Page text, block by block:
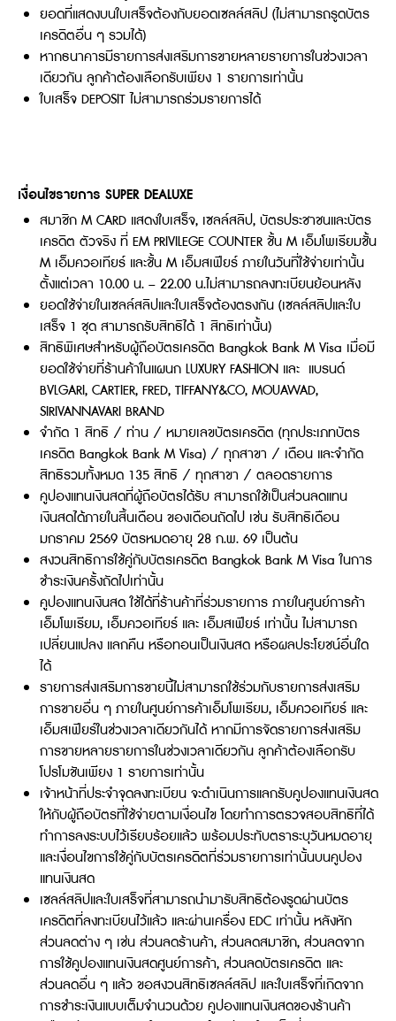
ยอดที่แสดงบนใบเสร็จต้องกับยอดเซลล์สลิป (ไม่สามารถรูดบัตร
เครดิตอื่น ๆ รวมได้)
หากธนาคารมีรายการส่งเสริมการขายหลายรายการในช่วงเวลา
เดียวกัน ลูกค้าต้องเลือกรับเพียง 1 รายการเท่านั้น
ใบเสร็จ DEPOSIT ไม่สามารถร่วมรายการได้
เงื่อนไขรายการ SUPER DEALUXE
สมาชิก M CARD แสดงใบเสร็จ, เซลล์สลิป, บัตรประชาชนและบัตร
เครดิต ตัวจริง ที่ EM PRIVILEGE COUNTER ชั้น M เอ็มโพเรียมชั้น
M เอ็มควอเทียร์ และชั้น M เอ็มสเฟียร์ ภายในวันที่ใช้จ่ายเท่านั้น
ตั้งแต่เวลา 10.00 น. – 22.00 น.ไม่สามารถลงทะเบียนย้อนหลัง
ยอดใช้จ่ายในเซลล์สลิปและใบเสร็จต้องตรงกัน (เซลล์สลิปและใบ
เสร็จ 1 ชุด สามารถรับสิทธิได้ 1 สิทธิเท่านั้น)
สิทธิพิเศษสำหรับผู้ถือบัตรเครดิต Bangkok Bank M Visa เมื่อมี
ยอดใช้จ่ายที่ร้านค้าในแผนก LUXURY FASHION และ แบรนด์
BVLGARI, CARTIER, FRED, TIFFANY&CO, MOUAWAD,
SIRIVANNAVARI BRAND
จำกัด 1 สิทธิ / ท่าน / หมายเลขบัตรเครดิต (ทุกประเภทบัตร
เครดิต Bangkok Bank M Visa) / ทุกสาขา / เดือน และจำกัด
สิทธิรวมทั้งหมด 135 สิทธิ / ทุกสาขา / ตลอดรายการ
คูปองแทนเงินสดที่ผู้ถือบัตรได้รับ สามารถใช้เป็นส่วนลดแทน
เงินสดได้ภายในสิ้นเดือน ของเดือนถัดไป เช่น รับสิทธิเดือน
มกราคม 2569 บัตรหมดอายุ 28 ก.พ. 69 เป็นต้น
สงวนสิทธิการใช้คู่กับบัตรเครดิต Bangkok Bank M Visa ในการ
ชำระเงินครั้งถัดไปเท่านั้น
คูปองแทนเงินสด ใช้ได้ที่ร้านค้าที่ร่วมรายการ ภายในศูนย์การค้า
เอ็มโพเรียม, เอ็มควอเทียร์ และ เอ็มสเฟียร์ เท่านั้น ไม่สามารถ
เปลี่ยนแปลง แลกคืน หรือทอนเป็นเงินสด หรือผลประโยชน์อื่นใด
ได้
รายการส่งเสริมการขายนี้ไม่สามารถใช้ร่วมกับรายการส่งเสริม
การขายอื่น ๆ ภายในศูนย์การค้าเอ็มโพเรียม, เอ็มควอเทียร์ และ
เอ็มสเฟียร์ในช่วงเวลาเดียวกันได้ หากมีการจัดรายการส่งเสริม
การขายหลายรายการในช่วงเวลาเดียวกัน ลูกค้าต้องเลือกรับ
โปรโมชันเพียง 1 รายการเท่านั้น
เจ้าหน้าที่ประจำจุดลงทะเบียน จะดำเนินการแลกรับคูปองแทนเงินสด
ให้กับผู้ถือบัตรที่ใช้จ่ายตามเงื่อนไข โดยทำการตรวจสอบสิทธิที่ได้
ทำการลงระบบไว้เรียบร้อยแล้ว พร้อมประทับตราระบุวันหมดอายุ
และเงื่อนไขการใช้คู่กับบัตรเครดิตที่ร่วมรายการเท่านั้นบนคูปอง
แทนเงินสด
เซลล์สลิปและใบเสร็จที่สามารถนำมารับสิทธิต้องรูดผ่านบัตร
เครดิตที่ลงทะเบียนไว้แล้ว และผ่านเครื่อง EDC เท่านั้น หลังหัก
ส่วนลดต่าง ๆ เช่น ส่วนลดร้านค้า, ส่วนลดสมาชิก, ส่วนลดจาก
การใช้คูปองแทนเงินสดศูนย์การค้า, ส่วนลดบัตรเครดิต และ
ส่วนลดอื่น ๆ แล้ว ขอสงวนสิทธิเซลล์สลิป และใบเสร็จที่เกิดจาก
การชำระเงินแบบเต็มจำนวนด้วย คูปองแทนเงินสดของร้านค้า